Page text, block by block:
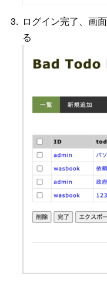
ログイン完了、画
る